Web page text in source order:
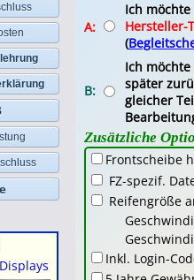
A:
Ich
Hersteller-
(
B:
Ich
später
gleicher
Zusätzliche
Frontscheibe
FZ-spezif.
Reifengröße
Inkl. Login-